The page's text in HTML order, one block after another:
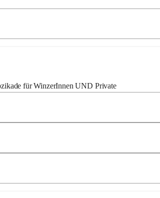
für WinzerInnen UND Private